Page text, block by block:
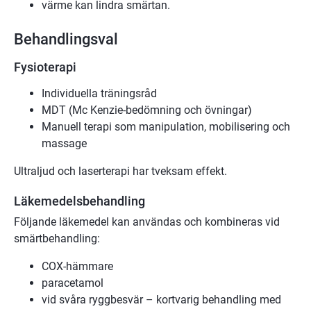
värme kan lindra smärtan.
Behandlingsval
Fysioterapi
Individuella träningsråd
MDT (Mc Kenzie-bedömning och övningar)
Manuell terapi som manipulation, mobilisering och
massage
Ultraljud och laserterapi har tveksam effekt.
Läkemedelsbehandling
Följande läkemedel kan användas och kombineras vid
smärtbehandling:
COX-hämmare
paracetamol
vid svåra ryggbesvär – kortvarig behandling med